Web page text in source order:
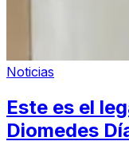
Noticias
Este es el
Diomedes